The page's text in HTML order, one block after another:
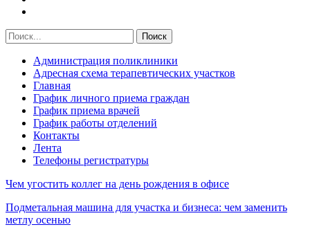
Администрация поликлиники
Адресная схема терапевтических участков
Главная
График личного приема граждан
График приема врачей
График работы отделений
Контакты
Лента
Телефоны регистратуры
Чем угостить коллег на день рождения в офисе
Подметальная машина для участка и бизнеса: чем заменить
метлу осенью